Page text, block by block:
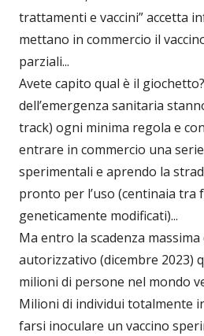
trattamenti e vaccini” accetta
mettano in commercio il
parziali...
Avete capito qual è il
dell’emergenza sanitaria
track) ogni minima regola e
entrare in commercio una
sperimentali e aprendo la
pronto per l’uso (centinaia tra
geneticamente modificati)...
Ma entro la scadenza
autorizzativo (dicembre 2023)
milioni di persone nel mondo
Milioni di individui totalmente
farsi inoculare un vaccino